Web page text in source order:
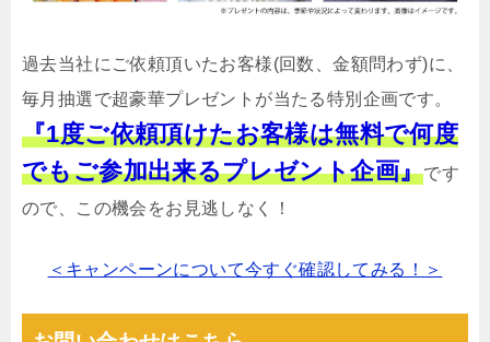
過去当社にご依頼頂いたお客様(回数、金額問わず)に、
毎月抽選で超豪華プレゼントが当たる特別企画です。
『1度ご依頼頂けたお客様は無料で何度
でもご参加出来るプレゼント企画』です
ので、この機会をお見逃しなく！
＜キャンペーンについて今すぐ確認してみる！＞